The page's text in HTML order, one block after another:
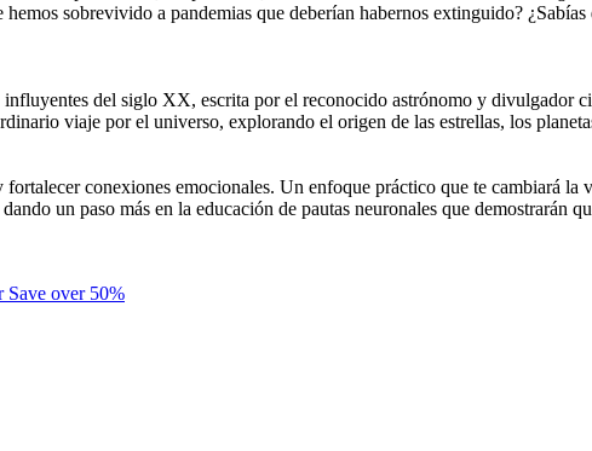
sobrevivido a pandemias que deberían habernos extinguido?
del siglo XX, escrita por el reconocido astrónomo y divulgador
viaje por el universo, explorando el origen de las estrellas, los
conexiones emocionales. Un enfoque práctico que te cambiará la
un paso más en la educación de pautas neuronales que demostrarán